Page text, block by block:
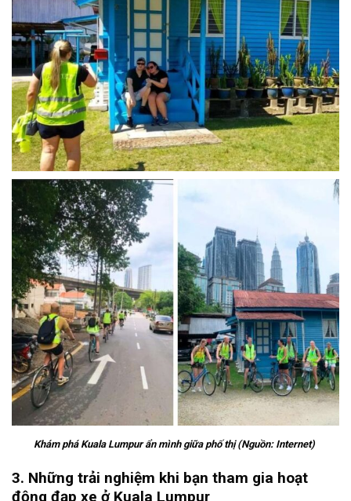
Khám phá Kuala Lumpur ẩn mình giữa phố thị (Nguồn: Internet)
3. Những trải nghiệm khi bạn tham gia hoạt
động đạp xe ở Kuala Lumpur